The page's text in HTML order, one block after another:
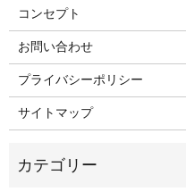
コンセプト
お問い合わせ
プライバシーポリシー
サイトマップ